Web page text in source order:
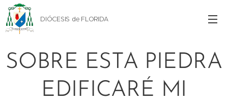
DIÓCESIS de FLORIDA
SOBRE ESTA PIEDRA
EDIFICARÉ MI